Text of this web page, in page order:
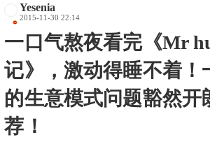
Yesenia
2015-11-30 22:14
一口气熬夜看完《Mr
记》，激动得睡不着！
的生意模式问题豁然开
荐！